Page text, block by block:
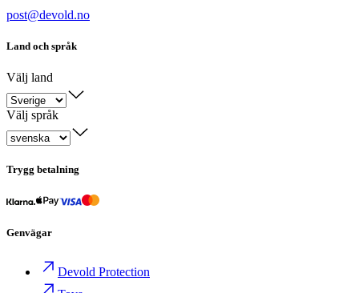
post@devold.no
Land och språk
Välj land
Välj språk
Trygg betalning
Genvägar
Devold Protection